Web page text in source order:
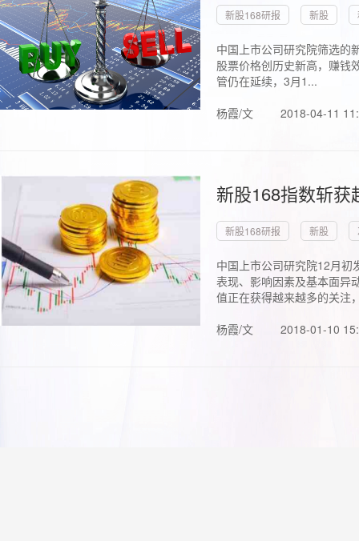
新股168研报 新股
中国上市公司研究院筛选的
股票价格创历史新高，赚钱
管仍在延续，3月1...
杨霞/文
2018-04-11
新股168指数斩
新股168研报 新股
中国上市公司研究院12月初
表现、影响因素及基本面异
值正在获得越来越多的关注
杨霞/文
2018-01-10